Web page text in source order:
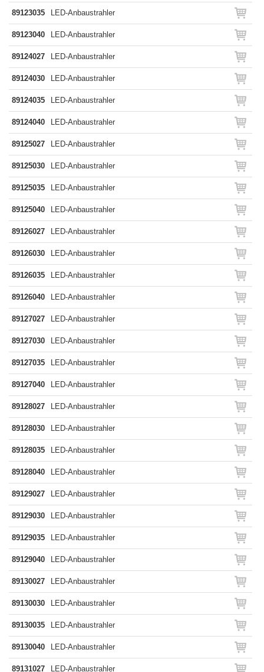
89123035 LED-Anbaustrahler
89123040 LED-Anbaustrahler
89124027 LED-Anbaustrahler
89124030 LED-Anbaustrahler
89124035 LED-Anbaustrahler
89124040 LED-Anbaustrahler
89125027 LED-Anbaustrahler
89125030 LED-Anbaustrahler
89125035 LED-Anbaustrahler
89125040 LED-Anbaustrahler
89126027 LED-Anbaustrahler
89126030 LED-Anbaustrahler
89126035 LED-Anbaustrahler
89126040 LED-Anbaustrahler
89127027 LED-Anbaustrahler
89127030 LED-Anbaustrahler
89127035 LED-Anbaustrahler
89127040 LED-Anbaustrahler
89128027 LED-Anbaustrahler
89128030 LED-Anbaustrahler
89128035 LED-Anbaustrahler
89128040 LED-Anbaustrahler
89129027 LED-Anbaustrahler
89129030 LED-Anbaustrahler
89129035 LED-Anbaustrahler
89129040 LED-Anbaustrahler
89130027 LED-Anbaustrahler
89130030 LED-Anbaustrahler
89130035 LED-Anbaustrahler
89130040 LED-Anbaustrahler
89131027 LED-Anbaustrahler